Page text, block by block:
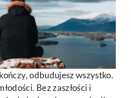
odbudujesz wszystko.
Bez zaszłości i